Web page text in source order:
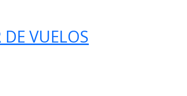
DE VUELOS